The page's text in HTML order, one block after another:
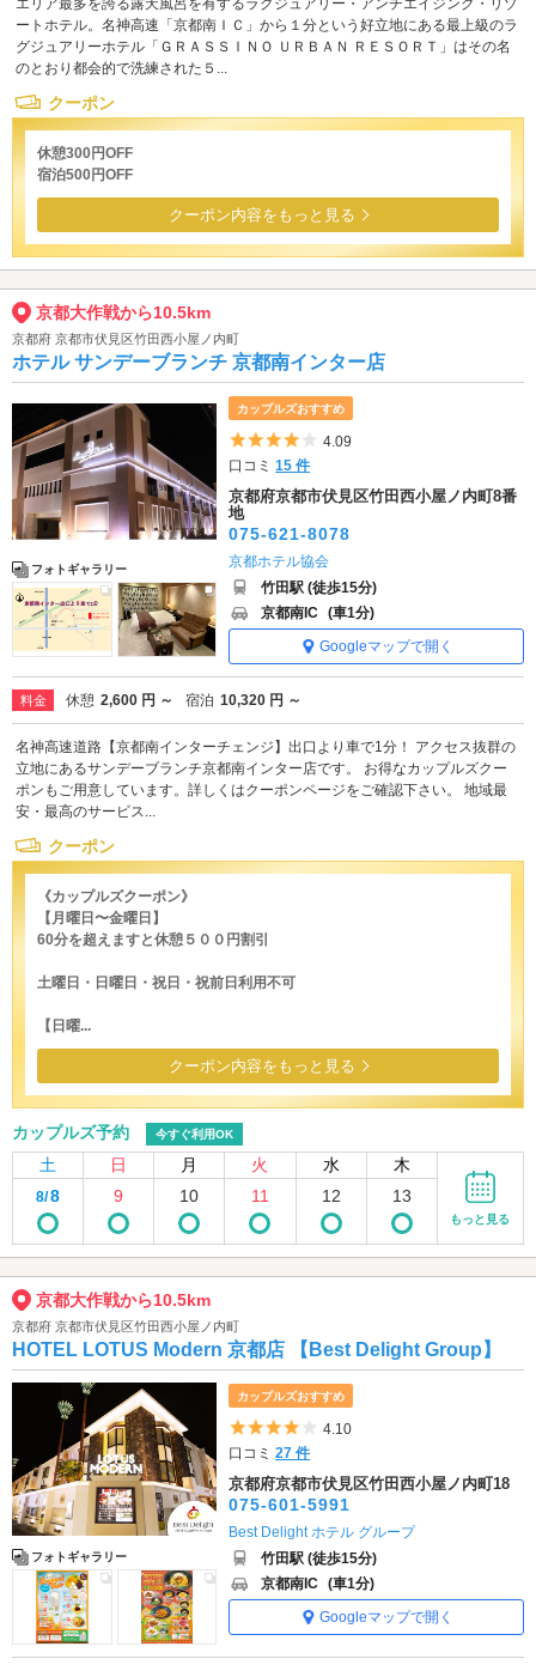
エリア最多を誇る露天風呂を有するラグジュアリー・アンチエイジング・リゾ
ートホテル。名神高速「京都南ＩＣ」から１分という好立地にある最上級のラ
グジュアリーホテル「ＧＲＡＳＳＩＮＯ ＵＲＢＡＮ ＲＥＳＯＲＴ」はその名
のとおり都会的で洗練された５...
クーポン
休憩300円OFF
宿泊500円OFF
クーポン内容をもっと見る
京都大作戦から10.5km
京都府 京都市伏見区竹田西小屋ノ内町
ホテル サンデーブランチ 京都南インター店
フォトギャラリー
カップルズおすすめ
5つ星のうち4
4.09
口コミ15 件
京都府京都市伏見区竹田西小屋ノ内町8番
地
075-621-8078
京都ホテル協会
竹田駅 (徒歩15分)
京都南IC (車1分)
Googleマップで開く
料金 休憩 2,600 円 ～ 宿泊 10,320 円 ～
名神高速道路【京都南インターチェンジ】出口より車で1分！ アクセス抜群の
立地にあるサンデーブランチ京都南インター店です。 お得なカップルズクー
ポンもご用意しています。詳しくはクーポンページをご確認下さい。 地域最
安・最高のサービス...
クーポン
《カップルズクーポン》
【月曜日〜金曜日】
60分を超えますと休憩５００円割引
土曜日・日曜日・祝日・祝前日利用不可
【日曜...
クーポン内容をもっと見る
カップルズ予約 今すぐ利用OK
土 日 月 火 水 木
8/8 9 10 11 12 13
もっと見る
京都大作戦から10.5km
京都府 京都市伏見区竹田西小屋ノ内町
HOTEL LOTUS Modern 京都店 【Best Delight Group】
フォトギャラリー
カップルズおすすめ
5つ星のうち4
4.10
口コミ27 件
京都府京都市伏見区竹田西小屋ノ内町18
075-601-5991
Best Delight ホテル グループ
竹田駅 (徒歩15分)
京都南IC (車1分)
Googleマップで開く